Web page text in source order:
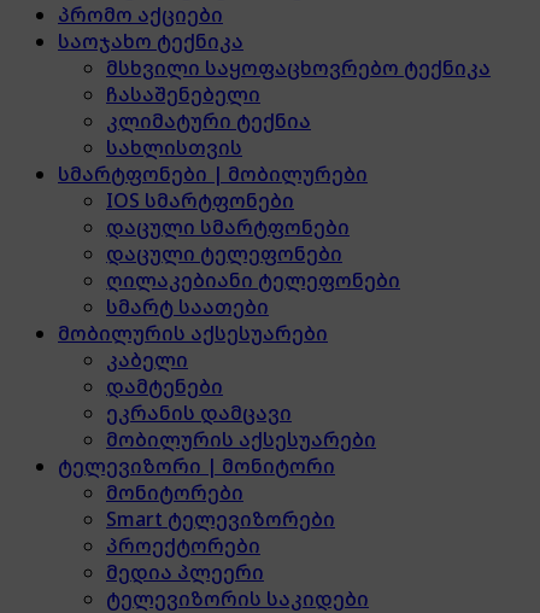
პრომო აქციები
საოჯახო ტექნიკა
მსხვილი საყოფაცხოვრებო ტექნიკა
ჩასაშენებელი
კლიმატური ტექნია
სახლისთვის
სმარტფონები | მობილურები
IOS სმარტფონები
დაცული სმარტფონები
დაცული ტელეფონები
ღილაკებიანი ტელეფონები
სმარტ საათები
მობილურის აქსესუარები
კაბელი
დამტენები
ეკრანის დამცავი
მობილურის აქსესუარები
ტელევიზორი | მონიტორი
მონიტორები
Smart ტელევიზორები
პროექტორები
მედია პლეერი
ტელევიზორის საკიდები